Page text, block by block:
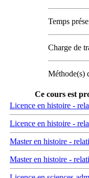
Temps
Charge de
Méthode(s)
Ce cours est
Licence en histoire -
Licence en histoire -
Master en histoire -
Master en histoire -